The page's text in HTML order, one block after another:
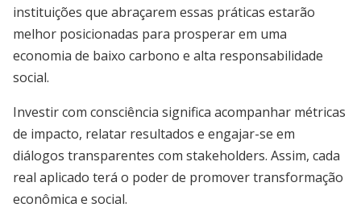
instituições que abraçarem essas práticas estarão
melhor posicionadas para prosperar em uma
economia de baixo carbono e alta responsabilidade
social.
Investir com consciência significa acompanhar métricas
de impacto, relatar resultados e engajar-se em
diálogos transparentes com stakeholders. Assim, cada
real aplicado terá o poder de promover transformação
econômica e social.